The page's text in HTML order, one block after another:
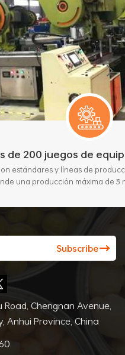
de equipos
de producción automáticas,
máxima de 3 millones de piezas
Road, Chengnan Avenue,
Anhui Province, China